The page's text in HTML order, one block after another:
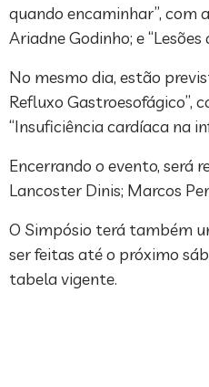
quando encaminhar”, com
Ariadne Godinho; e
No mesmo dia, estão
Refluxo Gastroesofágico”,
“Insuficiência cardíaca na
Encerrando o evento, será
Lancoster Dinis; Marcos
O Simpósio terá também
ser feitas até o próximo
tabela vigente.